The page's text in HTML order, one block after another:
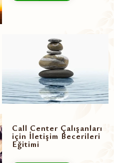
Call Center Çalışanları
için İletişim Becerileri
Eğitimi